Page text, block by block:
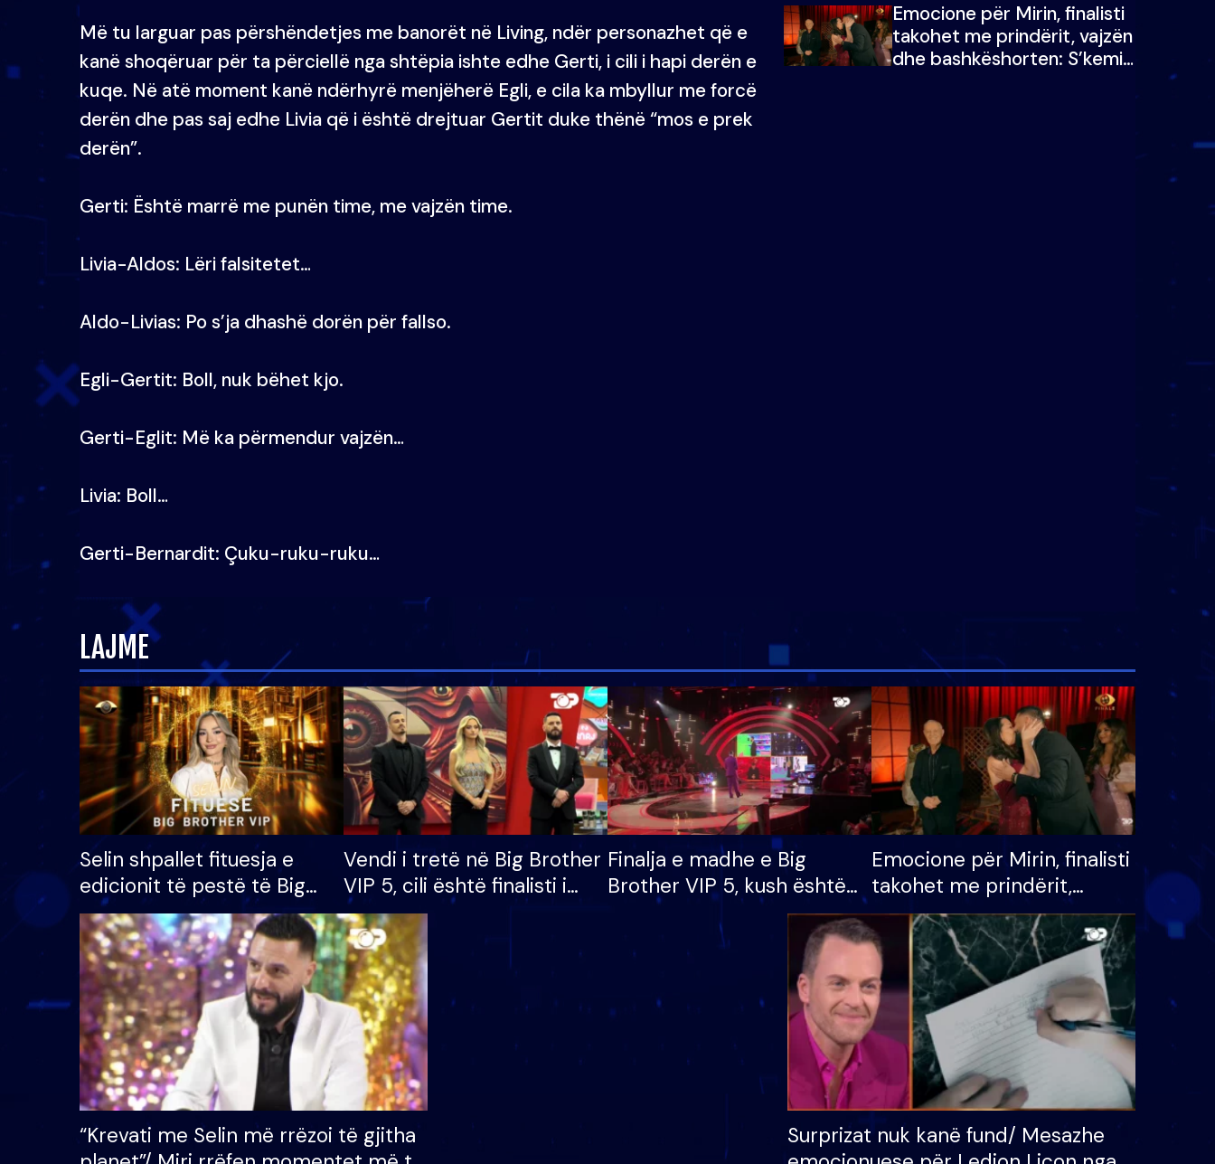
Më tu larguar pas përshëndetjes me banorët në Living, ndër personazhet që e
kanë shoqëruar për ta përciellë nga shtëpia ishte edhe Gerti, i cili i hapi derën e
kuqe. Në atë moment kanë ndërhyrë menjëherë Egli, e cila ka mbyllur me forcë
derën dhe pas saj edhe Livia që i është drejtuar Gertit duke thënë “mos e prek
derën”.
Gerti: Është marrë me punën time, me vajzën time.
Livia-Aldos: Lëri falsitetet…
Aldo-Livias: Po s’ja dhashë dorën për fallso.
Egli-Gertit: Boll, nuk bëhet kjo.
Gerti-Eglit: Më ka përmendur vajzën…
Livia: Boll…
Gerti-Bernardit: Çuku-ruku-ruku…
fituar çmimin e madh
Emocione për Mirin, finalisti
takohet me prindërit, vajzën
dhe bashkëshorten: S’kemi
LAJME
Selin shpallet fituesja e
edicionit të pestë të Big
Brother VIP, rrëmben
çmimin e madh prej 100
mijë eurosh
Vendi i tretë në Big Brother
VIP 5, cili është finalisti i
radhës që lë shtëpinë
Finalja e madhe e Big
Brother VIP 5, kush është
banori i parë që lë shtëpinë
dhe humb mundësinë për
të fituar çmimin e madh
Emocione për Mirin, finalisti
takohet me prindërit,
vajzën dhe bashkëshorten:
S’kemi ndonjë letër divorci
apo jo?
“Krevati me Selin më rrëzoi të gjitha
Surprizat nuk kanë fund/ Mesazhe